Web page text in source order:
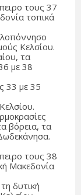
τους 37
τοπικά
Κελσίου.
τα
με 38
33 με 35
βόρεια, τα
τους 38
Μακεδονία
δυτική